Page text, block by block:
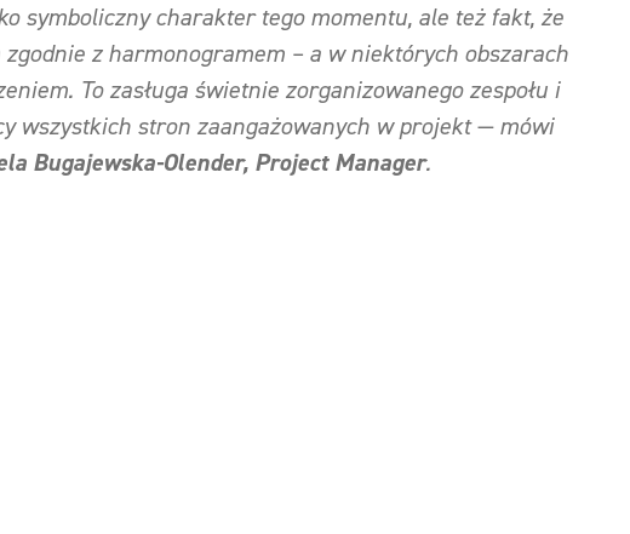
symboliczny charakter tego momentu, ale też fakt, że
z harmonogramem – a w niektórych obszarach
To zasługa świetnie zorganizowanego zespołu i
wszystkich stron zaangażowanych w projekt — mówi
Bugajewska-Olender, Project Manager.